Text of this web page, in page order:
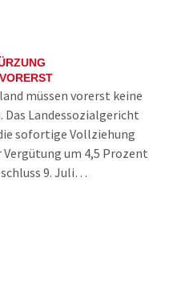
müssen vorerst keine
Landessozialgericht
sofortige Vollziehung
um 4,5 Prozent
9. Juli…